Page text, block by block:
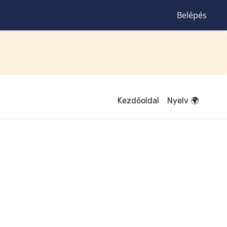
Belépés
Kezdőoldal Nyelv 🌍